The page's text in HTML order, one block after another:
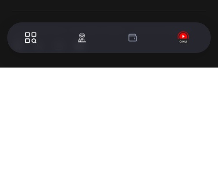
© 2024 WorldTurk. Tüm Hakları Saklıdır. - Tasarım & Geliştirme :
Volion's